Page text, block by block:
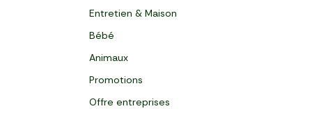
Entretien & Maison
Bébé
Animaux
Promotions
Offre entreprises